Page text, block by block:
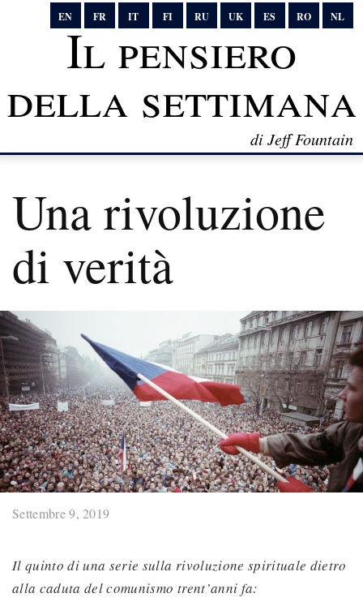
EN FR IT FI RU UK ES RO NL
Il pensiero
della settimana
di Jeff Fountain
Una rivoluzione
di verità
Settembre 9, 2019
Il quinto di una serie sulla rivoluzione spirituale dietro
alla caduta del comunismo trent’anni fa: